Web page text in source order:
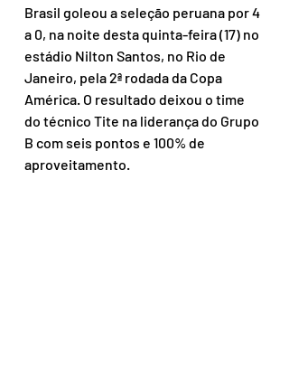
Brasil goleou a seleção peruana por 4
a 0, na noite desta quinta-feira (17) no
estádio Nilton Santos, no Rio de
Janeiro, pela 2ª rodada da Copa
América. O resultado deixou o time
do técnico Tite na liderança do Grupo
B com seis pontos e 100% de
aproveitamento.